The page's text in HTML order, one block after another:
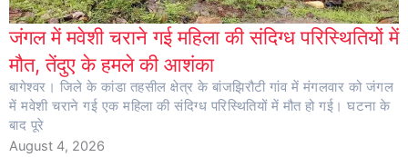
जंगल में मवेशी चराने गई महिला की संदिग्ध परिस्थितियों में
मौत, तेंदुए के हमले की आशंका
बागेश्वर। जिले के कांडा तहसील क्षेत्र के बांजझिरौटी गांव में मंगलवार को जंगल
में मवेशी चराने गई एक महिला की संदिग्ध परिस्थितियों में मौत हो गई। घटना के
बाद पूरे
August 4, 2026